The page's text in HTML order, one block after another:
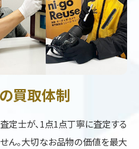
買取体制
定士が、1点1点丁寧に査定する
ん。大切なお品物の価値を最大